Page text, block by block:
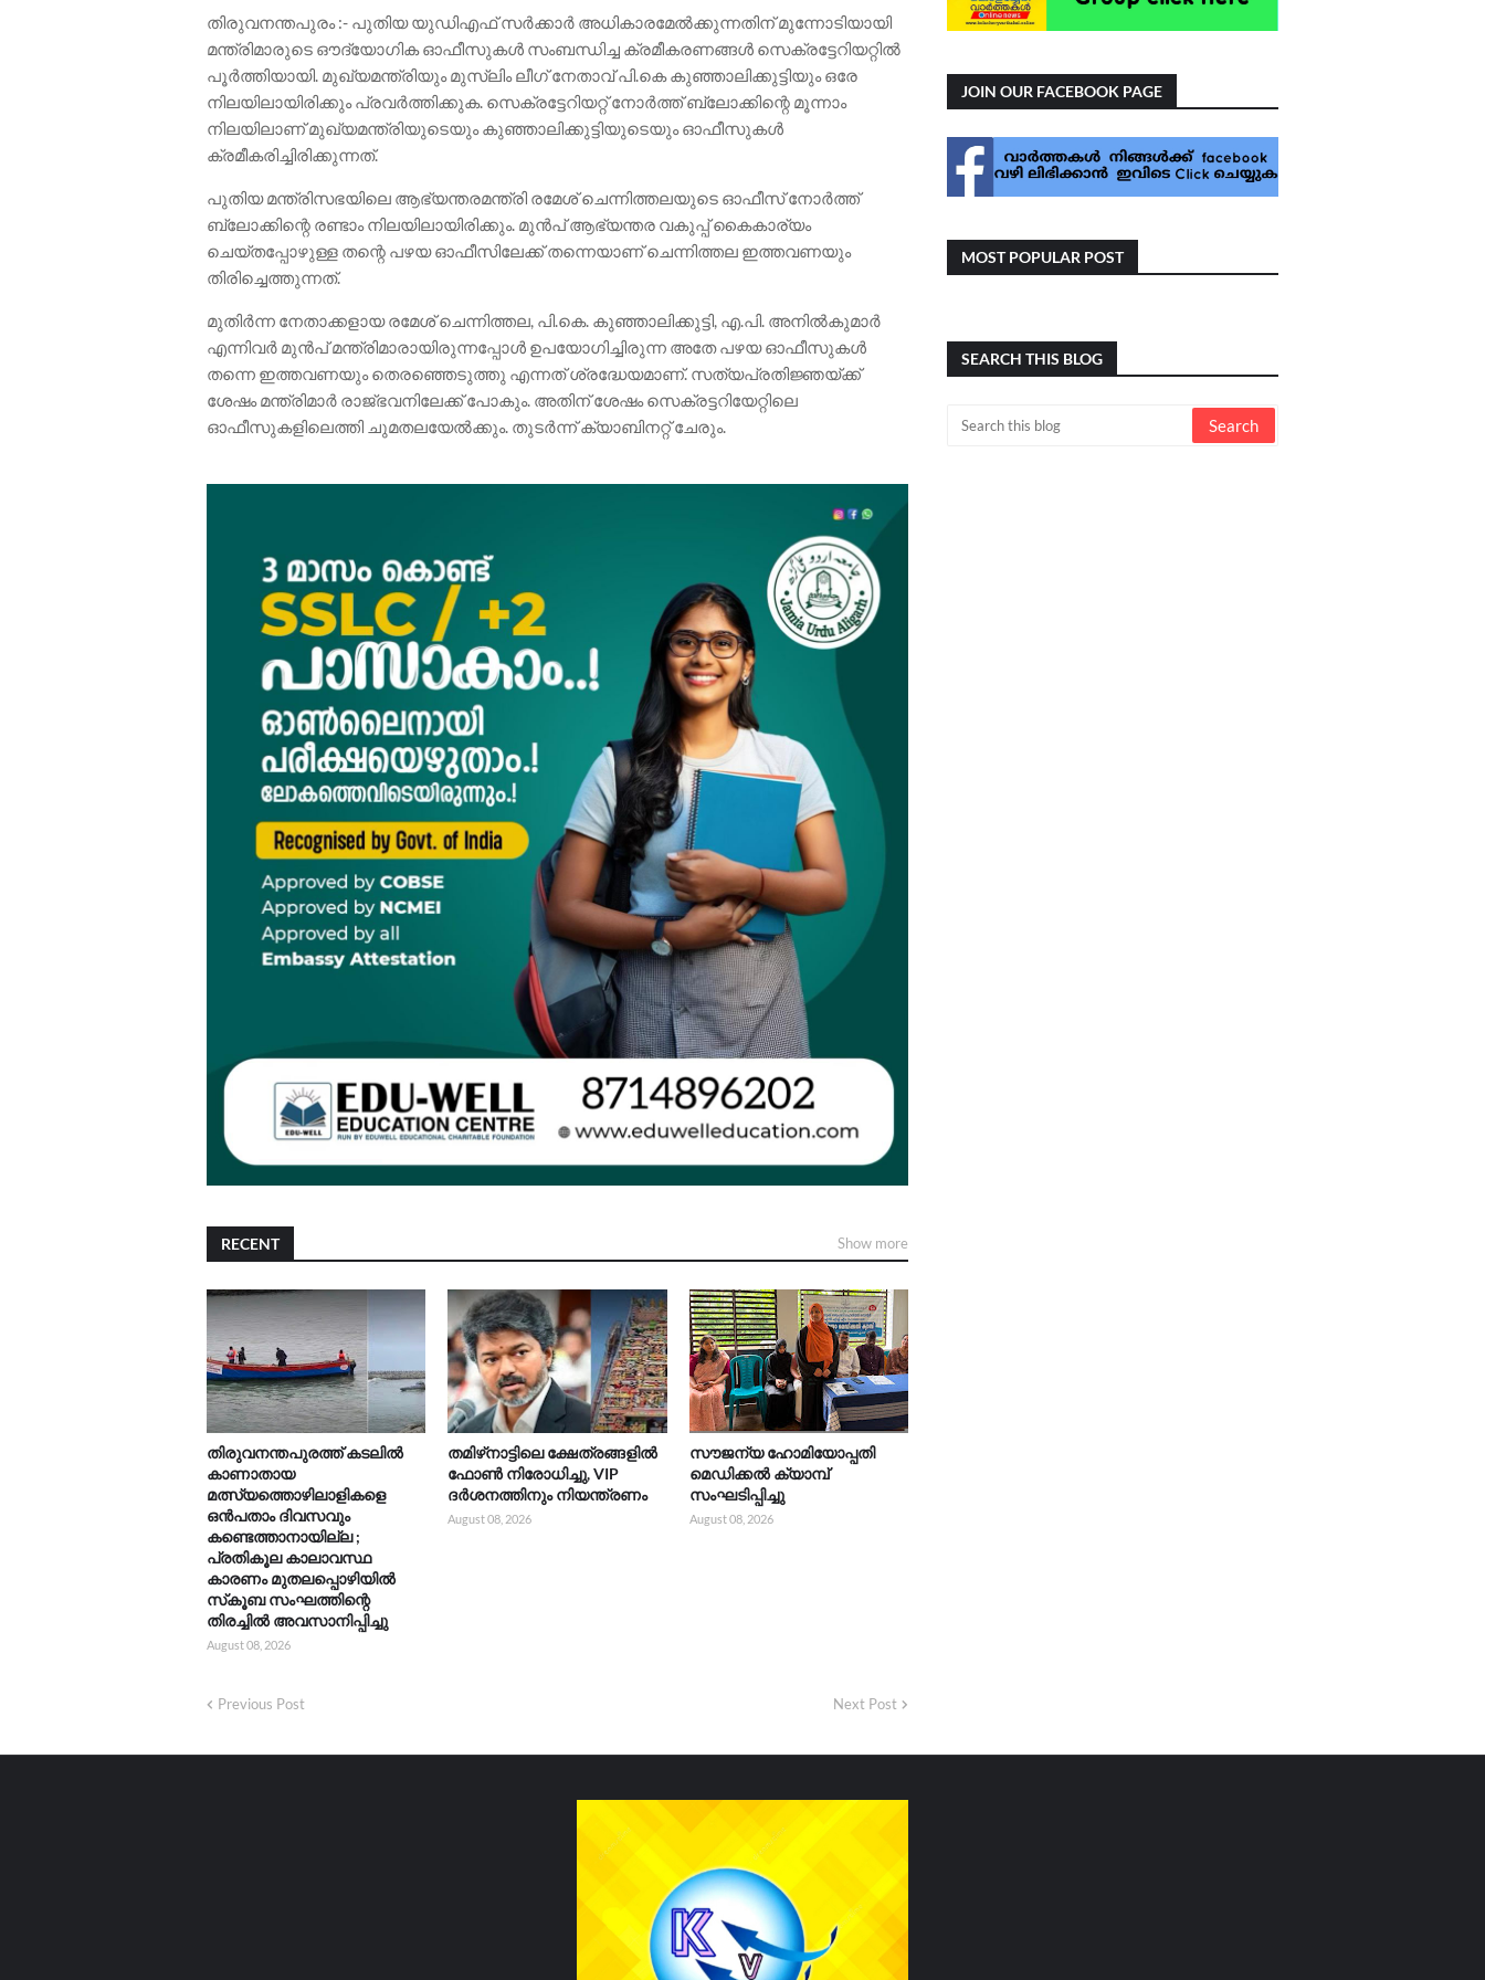
തിരുവനന്തപുരം :- പുതിയ യുഡിഎഫ് സർക്കാർ അധികാരമേൽക്കുന്നതിന് മുന്നോടിയായി
മന്ത്രിമാരുടെ ഔദ്യോഗിക ഓഫീസുകൾ സംബന്ധിച്ച ക്രമീകരണങ്ങൾ സെക്രട്ടേറിയറ്റിൽ
പൂർത്തിയായി. മുഖ്യമന്ത്രിയും മുസ്ലിം ലീഗ് നേതാവ് പി.കെ കുഞ്ഞാലിക്കുട്ടിയും ഒരേ
നിലയിലായിരിക്കും പ്രവർത്തിക്കുക. സെക്രട്ടേറിയറ്റ് നോർത്ത് ബ്ലോക്കിന്റെ മൂന്നാം
നിലയിലാണ് മുഖ്യമന്ത്രിയുടെയും കുഞ്ഞാലിക്കുട്ടിയുടെയും ഓഫീസുകൾ
ക്രമീകരിച്ചിരിക്കുന്നത്.
പുതിയ മന്ത്രിസഭയിലെ ആഭ്യന്തരമന്ത്രി രമേശ് ചെന്നിത്തലയുടെ ഓഫീസ് നോർത്ത്
ബ്ലോക്കിന്റെ രണ്ടാം നിലയിലായിരിക്കും. മുൻപ് ആഭ്യന്തര വകുപ്പ് കൈകാര്യം
ചെയ്തപ്പോഴുള്ള തന്റെ പഴയ ഓഫീസിലേക്ക് തന്നെയാണ് ചെന്നിത്തല ഇത്തവണയും
തിരിച്ചെത്തുന്നത്.
മുതിർന്ന നേതാക്കളായ രമേശ് ചെന്നിത്തല, പി.കെ. കുഞ്ഞാലിക്കുട്ടി, എ.പി. അനിൽകുമാർ
എന്നിവർ മുൻപ് മന്ത്രിമാരായിരുന്നപ്പോൾ ഉപയോഗിച്ചിരുന്ന അതേ പഴയ ഓഫീസുകൾ
തന്നെ ഇത്തവണയും തെരഞ്ഞെടുത്തു എന്നത് ശ്രദ്ധേയമാണ്. സത്യപ്രതിജ്ഞയ്ക്ക്
ശേഷം മന്ത്രിമാർ രാജ്ഭവനിലേക്ക് പോകും. അതിന് ശേഷം സെക്രട്ടറിയേറ്റിലെ
ഓഫീസുകളിലെത്തി ചുമതലയേൽക്കും. തുടർന്ന് ക്യാബിനറ്റ് ചേരും.
RECENT Show more
തിരുവനന്തപുരത്ത് കടലിൽ
കാണാതായ
മത്സ്യത്തൊഴിലാളികളെ
ഒൻപതാം ദിവസവും
കണ്ടെത്താനായില്ല ;
പ്രതികൂല കാലാവസ്ഥ
കാരണം മുതലപ്പൊഴിയിൽ
സ്‌കൂബ സംഘത്തിന്റെ
തിരച്ചിൽ അവസാനിപ്പിച്ചു
August 08, 2026
തമിഴ്‌നാട്ടിലെ ക്ഷേത്രങ്ങളിൽ
ഫോൺ നിരോധിച്ചു, VIP
ദർശനത്തിനും നിയന്ത്രണം
August 08, 2026
സൗജന്യ ഹോമിയോപ്പതി
മെഡിക്കൽ ക്യാമ്പ്
സംഘടിപ്പിച്ചു
August 08, 2026
Previous Post Next Post
JOIN OUR FACEBOOK PAGE
MOST POPULAR POST
SEARCH THIS BLOG